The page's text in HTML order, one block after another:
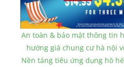
An toàn & bảo mật thông tin
hướng giá chung cư hà nội
Nền tảng tiêu ứng dụng hồ